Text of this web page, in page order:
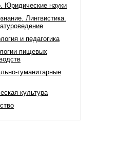
Юридические науки
Лингвистика.
и педагогика
пищевых
гуманитарные
культура